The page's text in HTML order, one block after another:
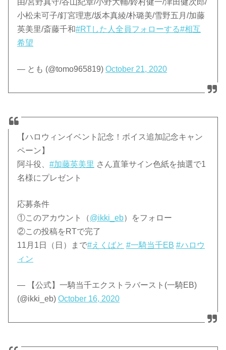
小松未可子/釘宮理恵/坂本真綾/朴璐美/雪野五月/加藤
英美里/斎藤千和#RTした人全員フォローする#相互
希望
— とも (@tomo965819)October 21, 2020
【ハロウィンイベント記念！ボイス追加記念キャン
ペーン】
阿斗役、#加藤英美里 さん直筆サイン色紙を抽選で1
名様にプレゼント
応募条件
①このアカウント（@ikki_eb）をフォロー
②この投稿をRTで完了
11月1日（日）まで#えくばと #一騎当千EB #ハロウ
ィン
— 【公式】一騎当千エクストラバースト(一騎EB)
(@ikki_eb)October 16, 2020